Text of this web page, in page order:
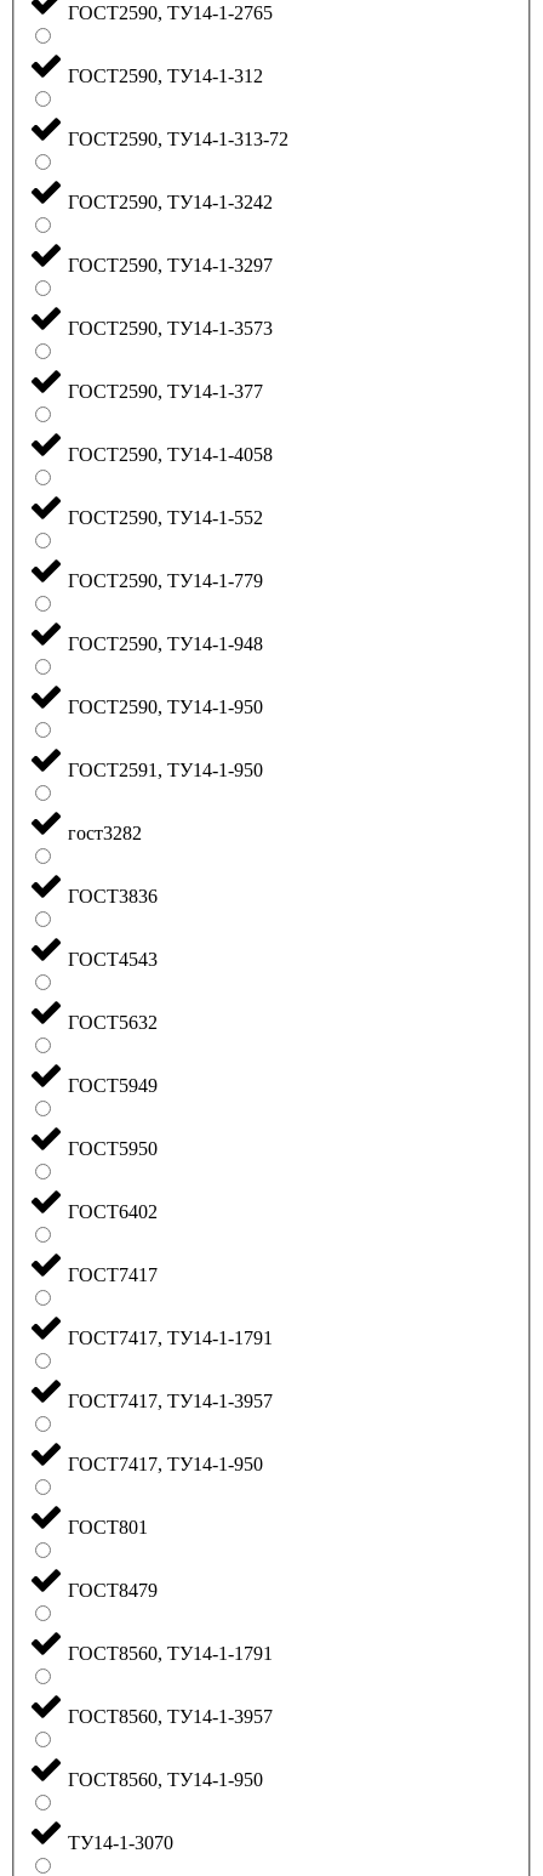
ГОСТ2590, ТУ14-1-2765
ГОСТ2590, ТУ14-1-312
ГОСТ2590, ТУ14-1-313-72
ГОСТ2590, ТУ14-1-3242
ГОСТ2590, ТУ14-1-3297
ГОСТ2590, ТУ14-1-3573
ГОСТ2590, ТУ14-1-377
ГОСТ2590, ТУ14-1-4058
ГОСТ2590, ТУ14-1-552
ГОСТ2590, ТУ14-1-779
ГОСТ2590, ТУ14-1-948
ГОСТ2590, ТУ14-1-950
ГОСТ2591, ТУ14-1-950
гост3282
ГОСТ3836
ГОСТ4543
ГОСТ5632
ГОСТ5949
ГОСТ5950
ГОСТ6402
ГОСТ7417
ГОСТ7417, ТУ14-1-1791
ГОСТ7417, ТУ14-1-3957
ГОСТ7417, ТУ14-1-950
ГОСТ801
ГОСТ8479
ГОСТ8560, ТУ14-1-1791
ГОСТ8560, ТУ14-1-3957
ГОСТ8560, ТУ14-1-950
ТУ14-1-3070